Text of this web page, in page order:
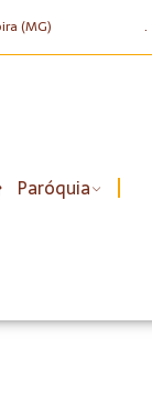
(MG) .
Paróquia